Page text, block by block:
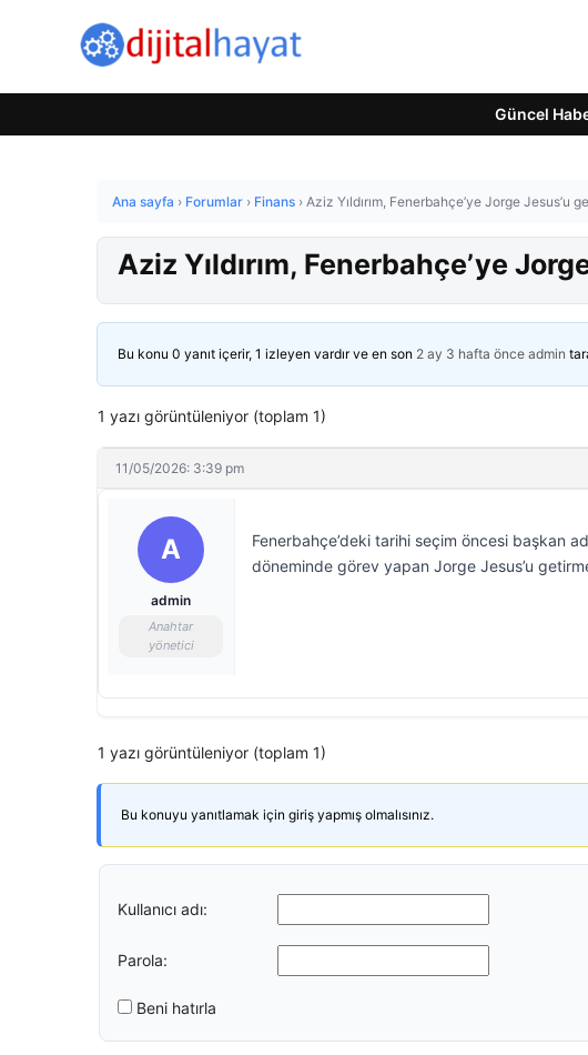
Güncel
Ana sayfa › Forumlar › Finans › Aziz Yıldırım, Fenerbahçe’ye Jorge Jesus’u
Aziz Yıldırım, Fenerbahçe’ye
Bu konu 0 yanıt içerir, 1 izleyen vardır ve en son 2 ay 3 hafta önce admin
1 yazı görüntüleniyor (toplam 1)
11/05/2026: 3:39 pm
A
admin
Anahtar
yönetici
Fenerbahçe’deki tarihi seçim öncesi başkan
döneminde görev yapan Jorge Jesus’u
1 yazı görüntüleniyor (toplam 1)
Bu konuyu yanıtlamak için giriş yapmış olmalısınız.
Kullanıcı adı:
Parola:
Beni hatırla